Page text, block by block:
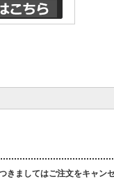
きましてはご注文をキャン